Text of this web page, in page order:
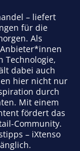
– liefert
für die
Als
Technologie,
dabei auch
hier nicht nur
durch
Mit einem
fördert das
Community.
– iXtenso